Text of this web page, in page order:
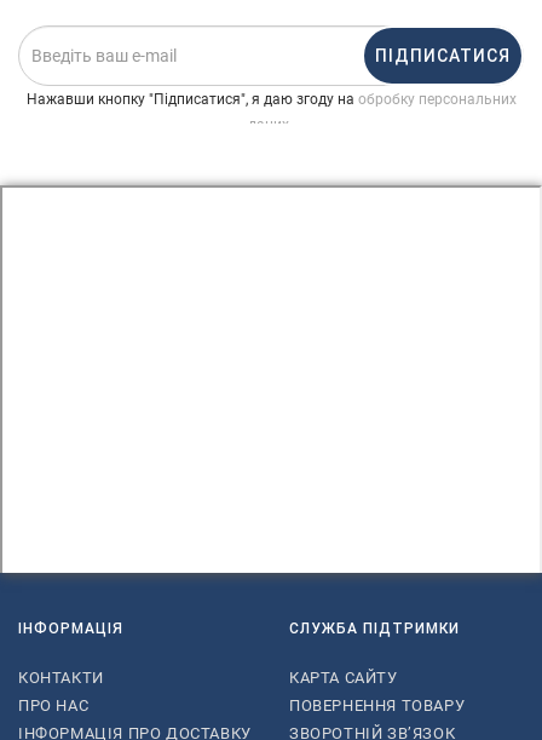
ПІДПИСАТИСЯ
Нажавши кнопку "Підписатися", я даю згоду на обробку персональних
даних
ІНФОРМАЦІЯ
КОНТАКТИ
ПРО НАС
ІНФОРМАЦІЯ ПРО ДОСТАВКУ
СЛУЖБА ПІДТРИМКИ
КАРТА САЙТУ
ПОВЕРНЕННЯ ТОВАРУ
ЗВОРОТНІЙ ЗВ’ЯЗОК